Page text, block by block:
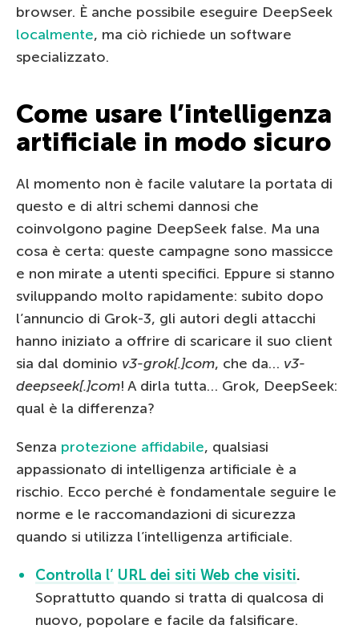
browser. È anche possibile eseguire DeepSeek
localmente, ma ciò richiede un software
specializzato.
Come usare l’intelligenza
artificiale in modo sicuro
Al momento non è facile valutare la portata di
questo e di altri schemi dannosi che
coinvolgono pagine DeepSeek false. Ma una
cosa è certa: queste campagne sono massicce
e non mirate a utenti specifici. Eppure si stanno
sviluppando molto rapidamente: subito dopo
l’annuncio di Grok-3, gli autori degli attacchi
hanno iniziato a offrire di scaricare il suo client
sia dal dominio v3-grok[.]com, che da… v3-
deepseek[.]com! A dirla tutta… Grok, DeepSeek:
qual è la differenza?
Senza protezione affidabile, qualsiasi
appassionato di intelligenza artificiale è a
rischio. Ecco perché è fondamentale seguire le
norme e le raccomandazioni di sicurezza
quando si utilizza l’intelligenza artificiale.
Controlla l’ URL dei siti Web che visiti.
Soprattutto quando si tratta di qualcosa di
nuovo, popolare e facile da falsificare.